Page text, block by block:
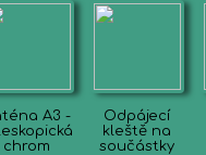
A3 -
chrom
Odpájecí
kleště na
součástky